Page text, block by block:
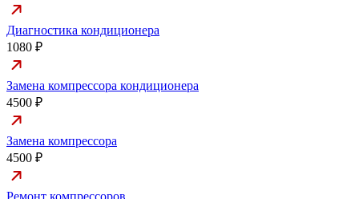
Диагностика кондиционера
1080 ₽
Замена компрессора кондиционера
4500 ₽
Замена компрессора
4500 ₽